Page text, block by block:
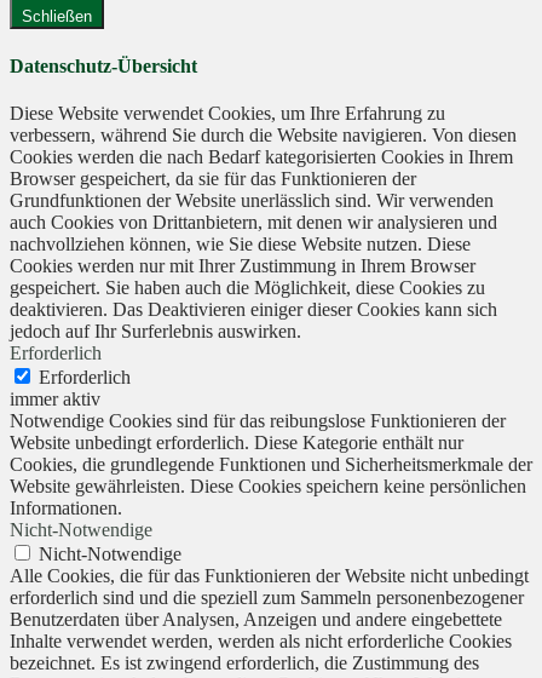
Schließen
Datenschutz-Übersicht
Diese Website verwendet Cookies, um Ihre Erfahrung zu
verbessern, während Sie durch die Website navigieren. Von diesen
Cookies werden die nach Bedarf kategorisierten Cookies in Ihrem
Browser gespeichert, da sie für das Funktionieren der
Grundfunktionen der Website unerlässlich sind. Wir verwenden
auch Cookies von Drittanbietern, mit denen wir analysieren und
nachvollziehen können, wie Sie diese Website nutzen. Diese
Cookies werden nur mit Ihrer Zustimmung in Ihrem Browser
gespeichert. Sie haben auch die Möglichkeit, diese Cookies zu
deaktivieren. Das Deaktivieren einiger dieser Cookies kann sich
jedoch auf Ihr Surferlebnis auswirken.
Erforderlich
Erforderlich
immer aktiv
Notwendige Cookies sind für das reibungslose Funktionieren der
Website unbedingt erforderlich. Diese Kategorie enthält nur
Cookies, die grundlegende Funktionen und Sicherheitsmerkmale der
Website gewährleisten. Diese Cookies speichern keine persönlichen
Informationen.
Nicht-Notwendige
Nicht-Notwendige
Alle Cookies, die für das Funktionieren der Website nicht unbedingt
erforderlich sind und die speziell zum Sammeln personenbezogener
Benutzerdaten über Analysen, Anzeigen und andere eingebettete
Inhalte verwendet werden, werden als nicht erforderliche Cookies
bezeichnet. Es ist zwingend erforderlich, die Zustimmung des